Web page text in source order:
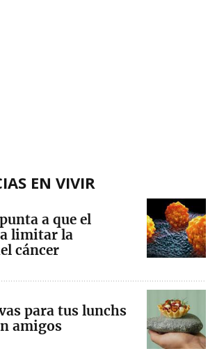
EN VIVIR
a que el
limitar la
cáncer
para tus lunchs
amigos